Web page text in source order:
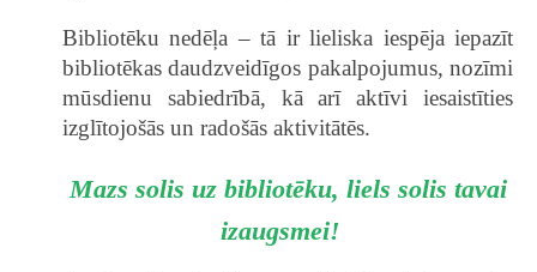
Bibliotēku nedēļa – tā ir lieliska iespēja iepazīt
bibliotēkas daudzveidīgos pakalpojumus, nozīmi
mūsdienu sabiedrībā, kā arī aktīvi iesaistīties
izglītojošās un radošās aktivitātēs.
Mazs solis uz bibliotēku, liels solis tavai
izaugsmei!